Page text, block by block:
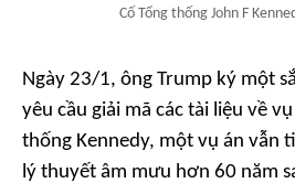
Cố Tổng thống John F
Ngày 23/1, ông Trump ký một
yêu cầu giải mã các tài liệu về
thống Kennedy, một vụ án vẫn
lý thuyết âm mưu hơn 60 năm